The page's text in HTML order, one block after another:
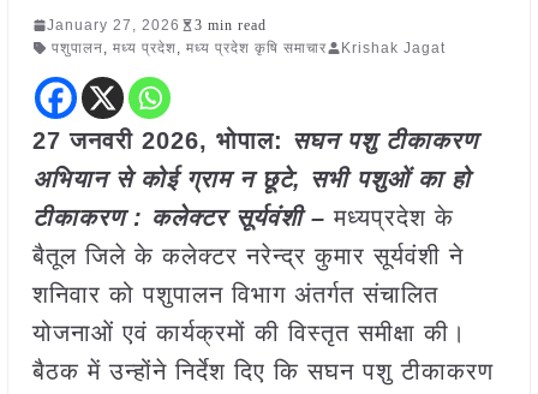
January 27, 2026
3 min read
पशुपालन
मध्य प्रदेश मध्य प्रदेश कृषि समाचार Krishak Jagat
27 जनवरी 2026, भोपाल: सघन पशु टीकाकरण
अभियान से कोई ग्राम न छूटे, सभी पशुओं का हो
टीकाकरण : कलेक्टर सूर्यवंशी –मध्यप्रदेश के
बैतूल जिले के कलेक्टर नरेन्द्र कुमार सूर्यवंशी ने
शनिवार को पशुपालन विभाग अंतर्गत संचालित
योजनाओं एवं कार्यक्रमों की विस्तृत समीक्षा की।
बैठक में उन्होंने निर्देश दिए कि सघन पशु टीकाकरण